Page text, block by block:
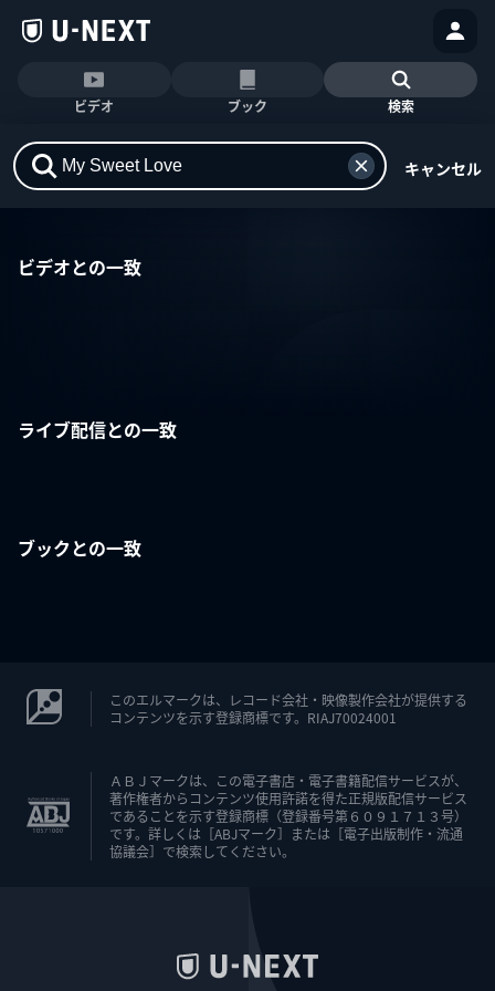
ビデオ ブック 検索
キャンセル
ビデオとの一致
ライブ配信との一致
ブックとの一致
このエルマークは、レコード会社・映像製作会社が提供する
コンテンツを示す登録商標です。RIAJ70024001
ＡＢＪマークは、この電子書店・電子書籍配信サービスが、
著作権者からコンテンツ使用許諾を得た正規版配信サービス
であることを示す登録商標（登録番号第６０９１７１３号）
です。詳しくは［ABJマーク］または［電子出版制作・流通
協議会］で検索してください。